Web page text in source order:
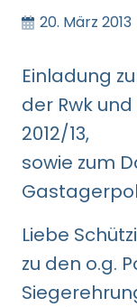
20. März 2013
Einladung
der Rwk
2012/13,
sowie zum
Liebe
zu den o.g.